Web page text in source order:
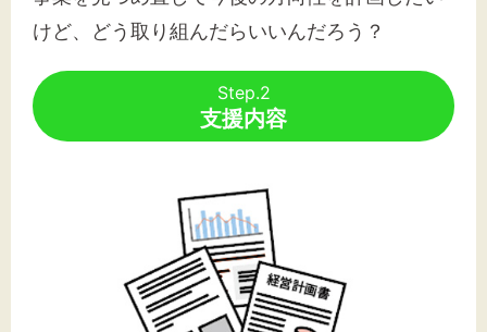
けど、どう取り組んだらいいんだろう？
Step.2
支援内容